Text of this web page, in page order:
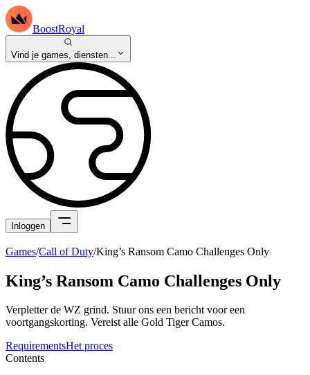
BoostRoyal
Vind je games, diensten...
Inloggen
Games/Call of Duty/King’s Ransom Camo Challenges Only
King’s Ransom Camo Challenges Only
Verpletter de WZ grind. Stuur ons een bericht voor een
voortgangskorting. Vereist alle Gold Tiger Camos.
RequirementsHet proces
Contents